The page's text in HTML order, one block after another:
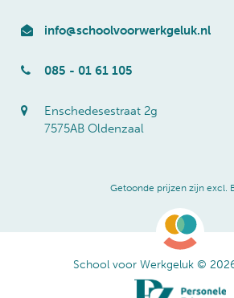
info@schoolvoorwerkgeluk.nl
085 - 01 61 105
Enschedesestraat 2g
7575AB Oldenzaal
Getoonde prijzen zijn excl.
School voor Werkgeluk ©